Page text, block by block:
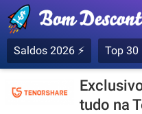
Saldos 2026 ⚡ Top 30
tudo na